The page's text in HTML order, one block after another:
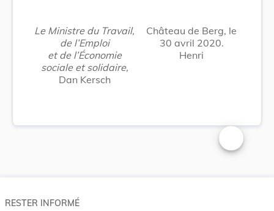
Le Ministre du Travail,
de l’Emploi
et de l’Économie
sociale et solidaire,
Dan Kersch
Château de Berg, le
30 avril 2020.
Henri
Changer la
RESTER INFORMÉ